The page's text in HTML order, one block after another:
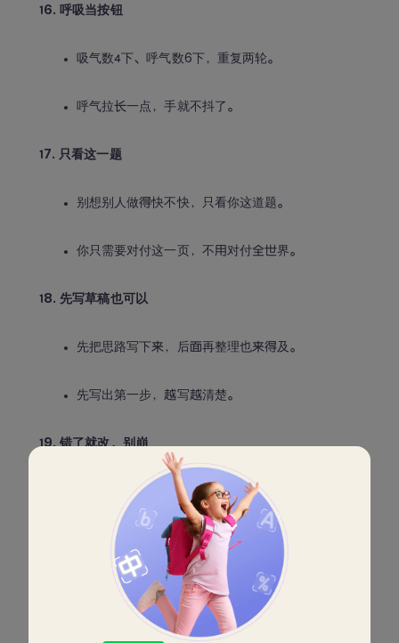
16. 呼吸当按钮
吸气数4下、呼气数6下，重复两轮。
呼气拉长一点，手就不抖了。
17. 只看这一题
别想别人做得快不快，只看你这道题。
你只需要对付这一页，不用对付全世界。
18. 先写草稿也可以
先把思路写下来，后面再整理也来得及。
先写出第一步，越写越清楚。
19. 错了就改，别崩
发现错了就改，这说明你在认真检查。
错题不是打击，是提醒你要换个路走。
20. 最后五分钟检查清单
最后五分钟：名字、单位、符号、漏题。